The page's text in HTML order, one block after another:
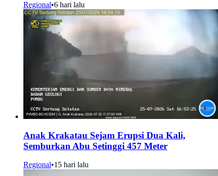
Regional•6 hari lalu
Anak Krakatau Sejam Erupsi Dua Kali,
Semburkan Abu Setinggi 457 Meter
Regional•15 hari lalu